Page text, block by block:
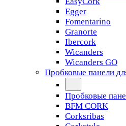
Egger
Fomentarino
Granorte
Ibercork
Wicanders
Wicanders GO
Пробковые панели
Пробковые
BFM CORK
Corksribas